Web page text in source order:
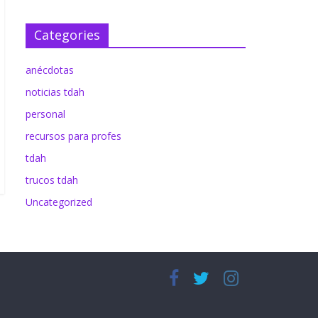
Categories
anécdotas
noticias tdah
personal
recursos para profes
tdah
trucos tdah
Uncategorized